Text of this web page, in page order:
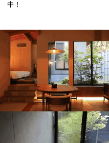
中！